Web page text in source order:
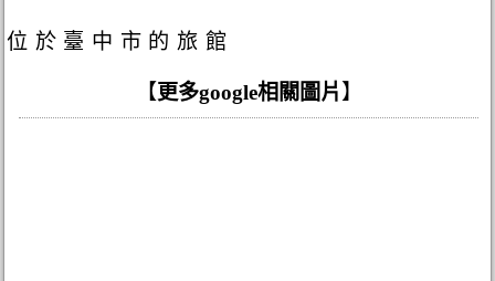
位於臺中市的旅館
【更多google相關圖片 】